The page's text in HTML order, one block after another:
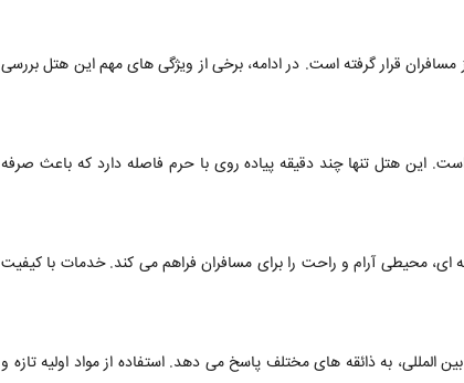
قرار گرفته است. در ادامه، برخی از ویژگی های مهم این هتل بررسی
این هتل تنها چند دقیقه پیاده روی با حرم فاصله دارد که باعث صرفه
ای، محیطی آرام و راحت را برای مسافران فراهم می کند. خدمات با کیفیت
المللی، به ذائقه های مختلف پاسخ می دهد. استفاده از مواد اولیه تازه و